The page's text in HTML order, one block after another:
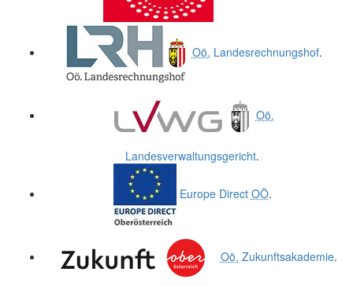
Oö. Landesrechnungshof.
Oö.
Landesverwaltungsgericht.
Europe Direct OÖ.
Oö. Zukunftsakademie.